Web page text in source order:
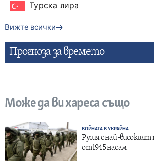
Турска лира
Вижте всички
Прогнозa за времето
Може да ви хареса също
ВОЙНАТА В УКРАЙНА
Русия с най-
от 1945 насам